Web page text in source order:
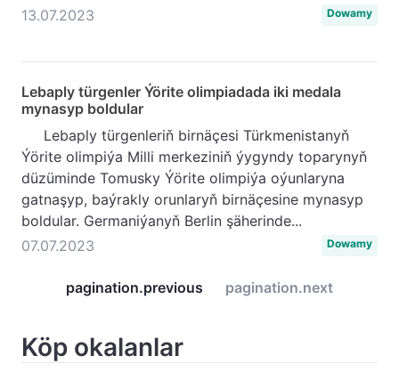
13.07.2023
Dowamy
Lebaply türgenler Ýörite olimpiadada iki medala
mynasyp boldular
Lebaply türgenleriň birnäçesi Türkmenistanyň
Ýörite olimpiýa Milli merkeziniň ýygyndy toparynyň
düzüminde Tomusky Ýörite olimpiýa oýunlaryna
gatnaşyp, baýrakly orunlaryň birnäçesine mynasyp
boldular. Germaniýanyň Berlin şäherinde...
07.07.2023
Dowamy
pagination.previous pagination.next
Köp okalanlar